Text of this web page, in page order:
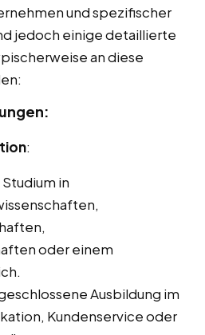
und spezifischer
jedoch einige detaillierte
an diese
:
in
oder einem
Ausbildung im
Kundenservice oder